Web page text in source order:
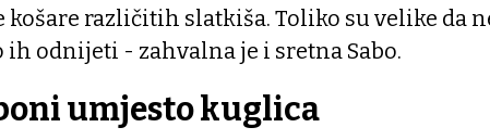
košare različitih slatkiša. Toliko su velike da
ih odnijeti - zahvalna je i sretna Sabo.
umjesto kuglica